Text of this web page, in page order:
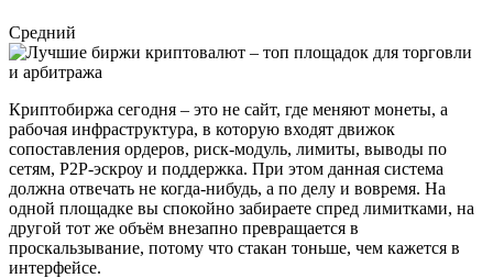
Средний
Криптобиржа сегодня – это не сайт, где меняют монеты, а
рабочая инфраструктура, в которую входят движок
сопоставления ордеров, риск-модуль, лимиты, выводы по
сетям, P2P-эскроу и поддержка. При этом данная система
должна отвечать не когда-нибудь, а по делу и вовремя. На
одной площадке вы спокойно забираете спред лимитками, на
другой тот же объём внезапно превращается в
проскальзывание, потому что стакан тоньше, чем кажется в
интерфейсе.